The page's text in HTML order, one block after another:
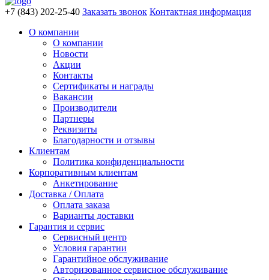
+7 (843) 202-25-40 Заказать звонок Контактная информация
О компании
О компании
Новости
Акции
Контакты
Сертификаты и награды
Вакансии
Производители
Партнеры
Реквизиты
Благодарности и отзывы
Клиентам
Политика конфиденциальности
Корпоративным клиентам
Анкетирование
Доставка / Оплата
Оплата заказа
Варианты доставки
Гарантия и сервис
Сервисный центр
Условия гарантии
Гарантийное обслуживание
Авторизованное сервисное обслуживание